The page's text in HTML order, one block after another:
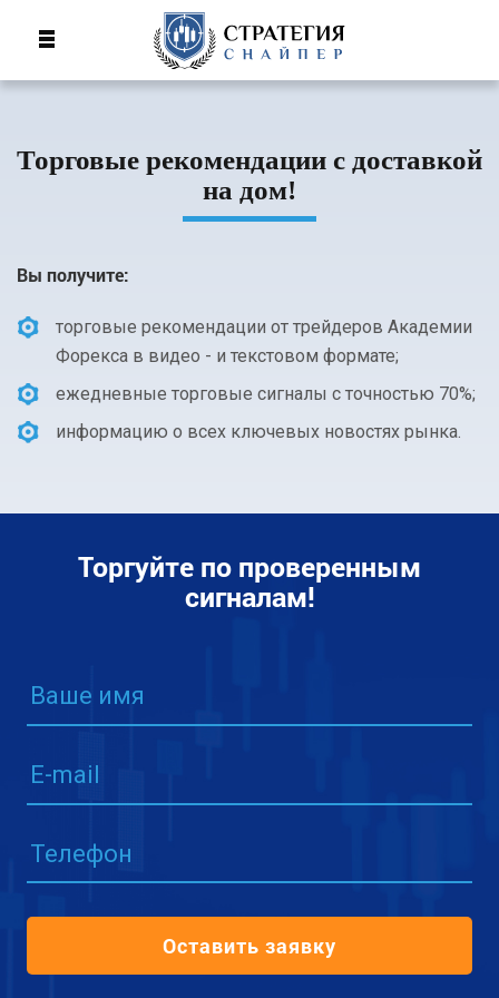
Торговые рекомендации с доставкой
на дом!
Вы получите:
торговые рекомендации от трейдеров Академии
Форекса в видео - и текстовом формате;
ежедневные торговые сигналы с точностью 70%;
информацию о всех ключевых новостях рынка.
Торгуйте по проверенным
сигналам!
Ваше имя
E-mail
Телефон
Оставить заявку